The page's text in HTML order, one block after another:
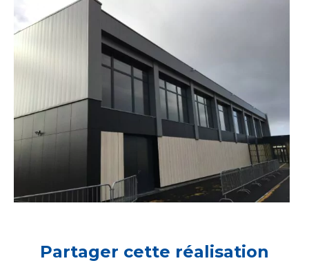
Partager cette réalisation